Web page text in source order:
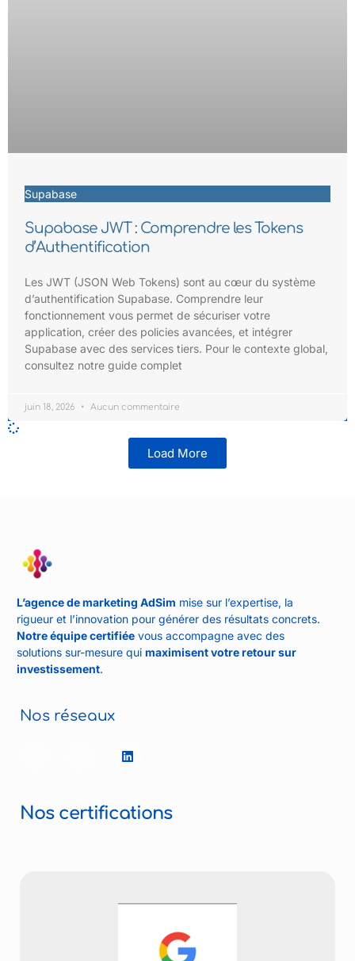
Supabase
Supabase JWT : Comprendre les Tokens
d’Authentification
Les JWT (JSON Web Tokens) sont au cœur du système
d’authentification Supabase. Comprendre leur
fonctionnement vous permet de sécuriser votre
application, créer des policies avancées, et intégrer
Supabase avec des services tiers. Pour le contexte global,
consultez notre guide complet
juin 18, 2026 Aucun commentaire
Load More
L’agence de marketing AdSim mise sur l’expertise, la
rigueur et l’innovation pour générer des résultats concrets.
Notre équipe certifiée vous accompagne avec des
solutions sur-mesure qui maximisent votre retour sur
investissement.
Nos réseaux
Nos certifications